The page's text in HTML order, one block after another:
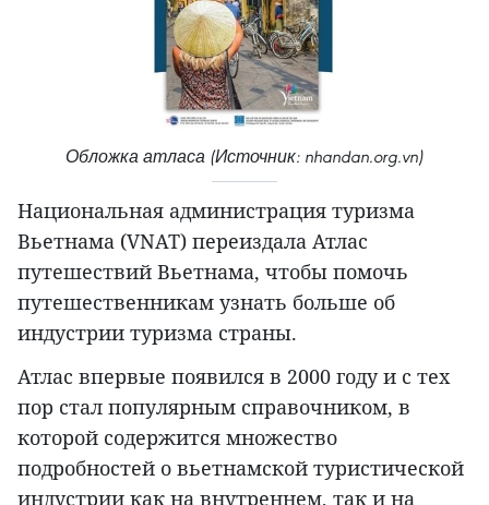
Обложка атласа (Источник: nhandan.org.vn)
Национальная администрация туризма
Вьетнама (VNAT) переиздала Атлас
путешествий Вьетнама, чтобы помочь
путешественникам узнать больше об
индустрии туризма страны.
Атлас впервые появился в 2000 году и с тех
пор стал популярным справочником, в
которой содержится множество
подробностей о вьетнамской туристической
индустрии как на внутреннем, так и на